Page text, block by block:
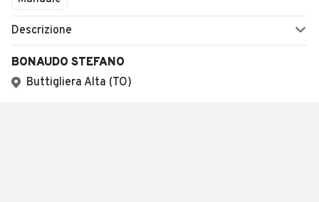
Descrizione
BONAUDO STEFANO
Buttigliera Alta (TO)